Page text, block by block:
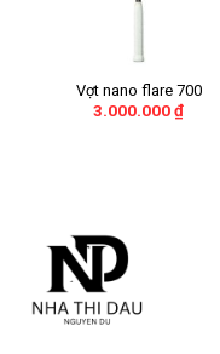
Vợt nano flare 700
3.000.000₫